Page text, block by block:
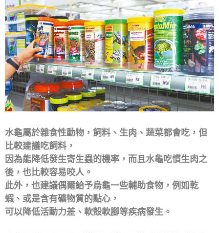
水龜屬於雜食性動物，飼料、生肉、蔬菜都會吃，但
比較建議吃飼料，
因為能降低發生寄生蟲的機率，而且水龜吃慣生肉之
後，也比較容易咬人。
此外，也建議偶爾給予烏龜一些輔助食物，例如乾
蝦、或是含有礦物質的點心，
可以降低活動力差、軟殼軟腳等疾病發生。